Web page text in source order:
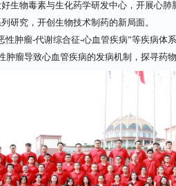
生物毒素与生化药学研发中心，开展心
究，开创生物技术制药的新局面。
性肿瘤-代谢综合征-心血管疾病”等疾病
瘤导致心血管疾病的发病机制，探寻药物